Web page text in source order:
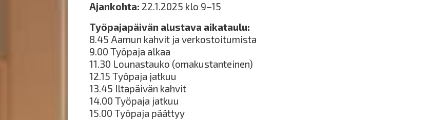
Ajankohta: 22.1.2025 klo 9–15
Työpajapäivän alustava aikataulu:
8.45 Aamun kahvit ja verkostoitumista
9.00 Työpaja alkaa
11.30 Lounastauko (omakustanteinen)
12.15 Työpaja jatkuu
13.45 Iltapäivän kahvit
14.00 Työpaja jatkuu
15.00 Työpaja päättyy